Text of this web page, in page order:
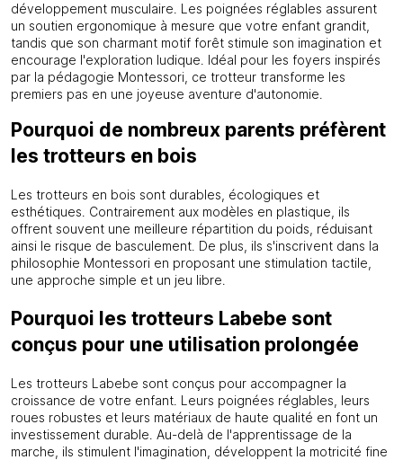
développement musculaire. Les poignées réglables assurent
un soutien ergonomique à mesure que votre enfant grandit,
tandis que son charmant motif forêt stimule son imagination et
encourage l'exploration ludique. Idéal pour les foyers inspirés
par la pédagogie Montessori, ce trotteur transforme les
premiers pas en une joyeuse aventure d'autonomie.
Pourquoi de nombreux parents préfèrent
les trotteurs en bois
Les trotteurs en bois sont durables, écologiques et
esthétiques. Contrairement aux modèles en plastique, ils
offrent souvent une meilleure répartition du poids, réduisant
ainsi le risque de basculement. De plus, ils s'inscrivent dans la
philosophie Montessori en proposant une stimulation tactile,
une approche simple et un jeu libre.
Pourquoi les trotteurs Labebe sont
conçus pour une utilisation prolongée
Les trotteurs Labebe sont conçus pour accompagner la
croissance de votre enfant. Leurs poignées réglables, leurs
roues robustes et leurs matériaux de haute qualité en font un
investissement durable. Au-delà de l'apprentissage de la
marche, ils stimulent l'imagination, développent la motricité fine